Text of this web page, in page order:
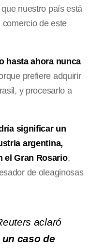
que nuestro país está
de este
hasta ahora nunca
prefiere adquirir
y procesarlo a
significar un
argentina,
el Gran Rosario,
de oleaginosas
aclaró
caso de